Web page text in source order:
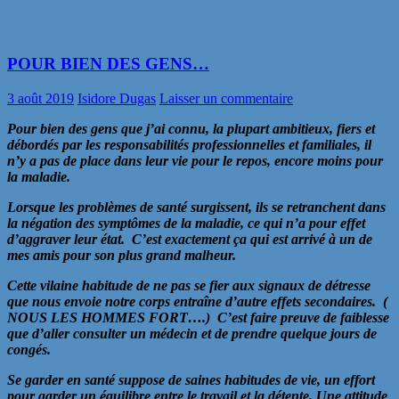
POUR BIEN DES GENS…
3 août 2019 Isidore Dugas Laisser un commentaire
Pour bien des gens que j’ai connu, la plupart ambitieux, fiers et
débordés par les responsabilités professionnelles et familiales, il
n’y a pas de place dans leur vie pour le repos, encore moins pour
la maladie.
Lorsque les problèmes de santé surgissent, ils se retranchent dans
la négation des symptômes de la maladie, ce qui n’a pour effet
d’aggraver leur état. C’est exactement ça qui est arrivé à un de
mes amis pour son plus grand malheur.
Cette vilaine habitude de ne pas se fier aux signaux de détresse
que nous envoie notre corps entraîne d’autre effets secondaires. (
NOUS LES HOMMES FORT….) C’est faire preuve de faiblesse
que d’aller consulter un médecin et de prendre quelque jours de
congés.
Se garder en santé suppose de saines habitudes de vie, un effort
pour garder un équilibre entre le travail et la détente. Une attitude